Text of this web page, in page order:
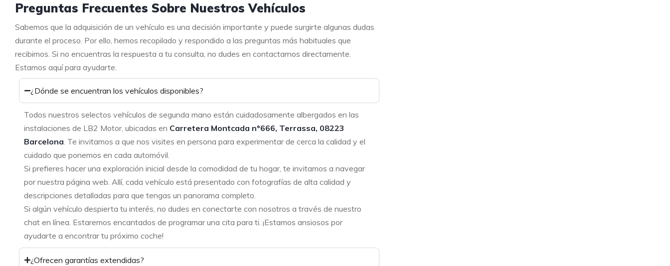
Preguntas Frecuentes Sobre Nuestros Vehículos
Sabemos que la adquisición de un vehículo es una decisión importante y puede surgirte algunas dudas
durante el proceso. Por ello, hemos recopilado y respondido a las preguntas más habituales que
recibimos. Si no encuentras la respuesta a tu consulta, no dudes en contactarnos directamente.
Estamos aquí para ayudarte.
¿Dónde se encuentran los vehículos disponibles?
Todos nuestros selectos vehículos de segunda mano están cuidadosamente albergados en las
instalaciones de LB2 Motor, ubicadas en Carretera Montcada nº666, Terrassa, 08223
Barcelona. Te invitamos a que nos visites en persona para experimentar de cerca la calidad y el
cuidado que ponemos en cada automóvil.
Si prefieres hacer una exploración inicial desde la comodidad de tu hogar, te invitamos a navegar
por nuestra página web. Allí, cada vehículo está presentado con fotografías de alta calidad y
descripciones detalladas para que tengas un panorama completo.
Si algún vehículo despierta tu interés, no dudes en conectarte con nosotros a través de nuestro
chat en línea. Estaremos encantados de programar una cita para ti. ¡Estamos ansiosos por
ayudarte a encontrar tu próximo coche!
¿Ofrecen garantías extendidas?